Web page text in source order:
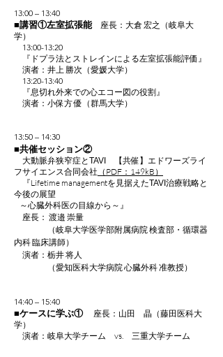
13:00 – 13:40
■講習①左室拡張能座長：大倉 宏之（岐阜大
学）
13:00-13:20
『ドプラ法とストレインによる左室拡張能評価』
演者：井上 勝次（愛媛大学）
13:20-13:40
『息切れ外来での心エコー図の役割』
演者：小保方 優（群馬大学）
13:50 – 14:30
■共催セッション②
大動脈弁狭窄症とTAVI
【共催】エドワーズライ
フサイエンス合同会社 （PDF：149kB）
『Lifetime managementを見据えたTAVI 治療戦略と
今後の展望
～心臓外科医の目線から～』
座長： 渡邉 崇量
（岐阜大学医学部附属病院 検査部・循環器
内科 臨床講師）
演者：栃井 将人
（愛知医科大学病院 心臓外科 准教授）
14:40 – 15:40
■ケースに学ぶ①
座長：山田 晶（藤田医科大
学）
演者：岐阜大学チーム vs. 三重大学チーム